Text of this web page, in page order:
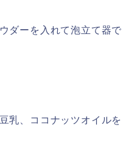
ダーを入れて泡立て器で
、ココナッツオイルを